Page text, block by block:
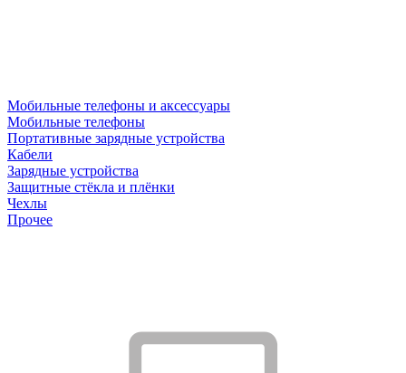
Мобильные телефоны и аксессуары
Мобильные телефоны
Портативные зарядные устройства
Кабели
Зарядные устройства
Защитные стёкла и плёнки
Чехлы
Прочее